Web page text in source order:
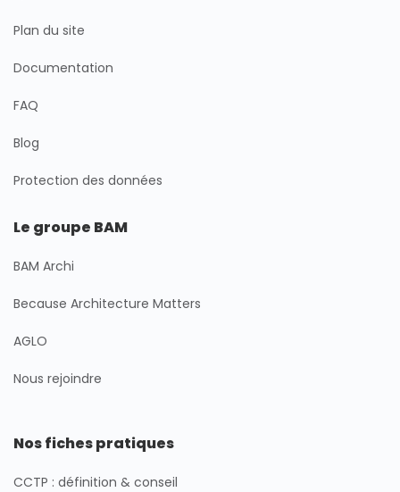
Plan du site
Documentation
FAQ
Blog
Protection des données
Le groupe BAM
BAM Archi
Because Architecture Matters
AGLO
Nous rejoindre
Nos fiches pratiques
CCTP : définition & conseil